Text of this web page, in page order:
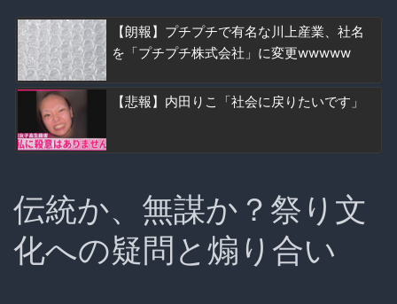
【朗報】プチプチで有名な川上産業、社名
を「プチプチ株式会社」に変更wwwww
【悲報】内田りこ「社会に戻りたいです」
伝統か、無謀か？祭り文
化への疑問と煽り合い